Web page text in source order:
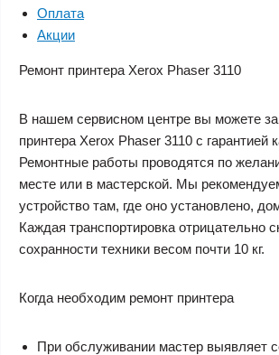
Оплата
Акции
Ремонт принтера Xerox Phaser 3110
В нашем сервисном центре вы можете
принтера Xerox Phaser 3110 с гарантией
Ремонтные работы проводятся по
месте или в мастерской. Мы
устройство там, где оно установлено,
Каждая транспортировка отрицательно
сохранности техники весом почти 10 кг.
Когда необходим ремонт принтера
При обслуживании мастер выявляет